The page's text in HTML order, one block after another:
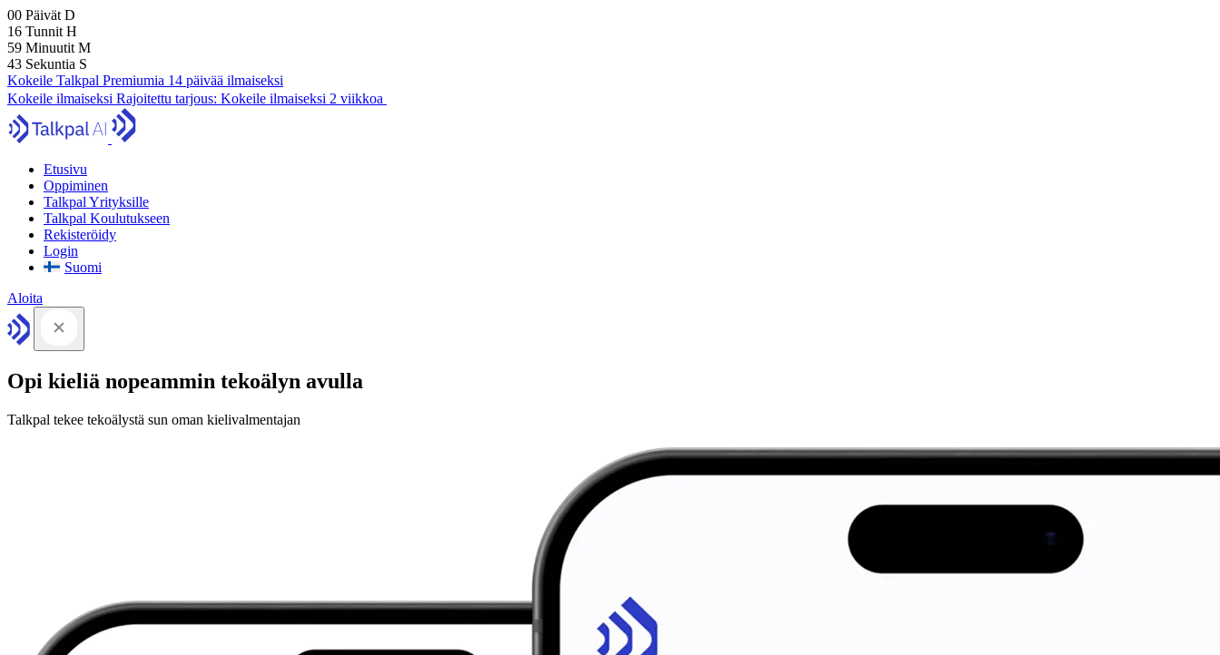
00 Päivät D
16 Tunnit H
59 Minuutit M
42 Sekuntia S
Kokeile Talkpal Premiumia 14 päivää ilmaiseksi
Kokeile ilmaiseksi Rajoitettu tarjous: Kokeile ilmaiseksi 2 viikkoa
Etusivu
Oppiminen
Talkpal Yrityksille
Talkpal Koulutukseen
Rekisteröidy
Login
Suomi
Aloita
Opi kieliä nopeammin tekoälyn avulla
Talkpal tekee tekoälystä sun oman kielivalmentajan